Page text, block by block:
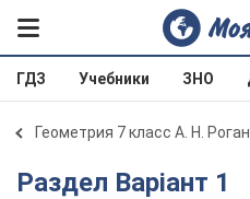
ГДЗ Учебники ЗНО
Геометрия 7 класс А. Н.
Раздел Варіант 1